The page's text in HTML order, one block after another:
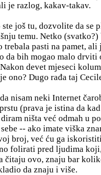
je razlog, kakav-takav.
ste još tu, dozvolite da se
temu. Netko
trebala pasti na pamet, ali
da bih mogao malo
devet mjeseci
ono? Dugo rađa taj
nisam neki Internet
(prava je istina da
ništa već odmah u
-- ako imate viška
broj, već ću ga
folirati pred ljudima
čitaju ovo, znaju bar
da znaju i više.